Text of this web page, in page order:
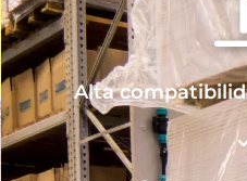
Alta